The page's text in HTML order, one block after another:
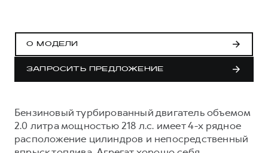
О МОДЕЛИ
ЗАПРОСИТЬ ПРЕДЛОЖЕНИЕ
Бензиновый турбированный двигатель объемом
2.0 литра мощностью 218 л.с. имеет 4-х рядное
расположение цилиндров и непосредственный